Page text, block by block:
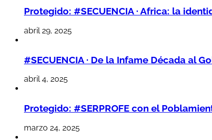
Protegido: #SECUENCIA · Africa: la
abril 29, 2025
#SECUENCIA · De la Infame Década al
abril 4, 2025
Protegido: #SERPROFE con el
marzo 24, 2025